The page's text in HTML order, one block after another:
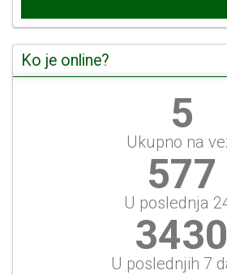
Ko je online?
6
Ukupno na
644
U poslednja
3826
U poslednjih 7